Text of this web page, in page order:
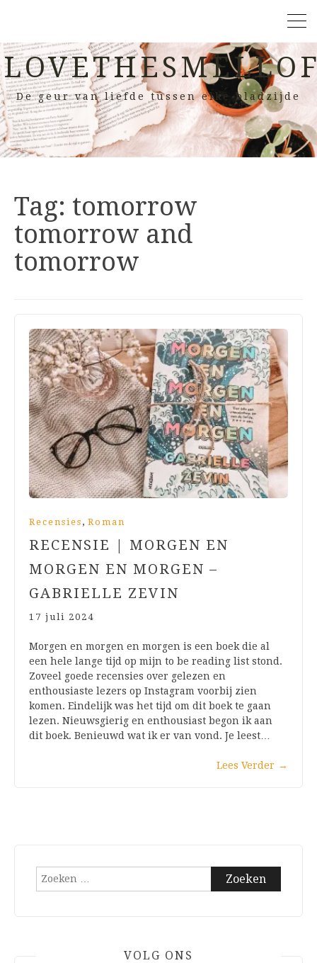
De geur van liefde tussen elke bladzijde
Tag: tomorrow
tomorrow and
tomorrow
Recensies , Roman
RECENSIE | MORGEN EN
MORGEN EN MORGEN –
GABRIELLE ZEVIN
17 juli 2024
Morgen en morgen en morgen is een boek die al
een hele lange tijd op mijn to be reading list stond.
Zoveel goede recensies over gelezen en
enthousiaste lezers op Instagram voorbij zien
komen. Eindelijk was het tijd om dit boek te gaan
lezen. Nieuwsgierig en enthousiast begon ik aan
dit boek. Benieuwd wat ik er van vond. Je leest…
Lees Verder →
Zoeken
VOLG ONS